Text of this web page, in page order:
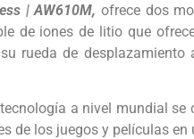
| AW610M,ofrece dos
de iones de litio que
rueda de
a nivel mundial
de los juegos y películas